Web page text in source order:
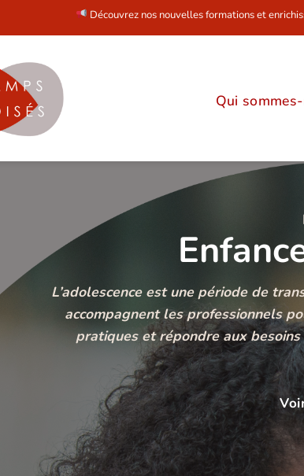
Découvrez nos nouvelles formations et enrichissez vos
Qui
L’adolescence est une période de
accompagnent les professionnels
pratiques et répondre aux